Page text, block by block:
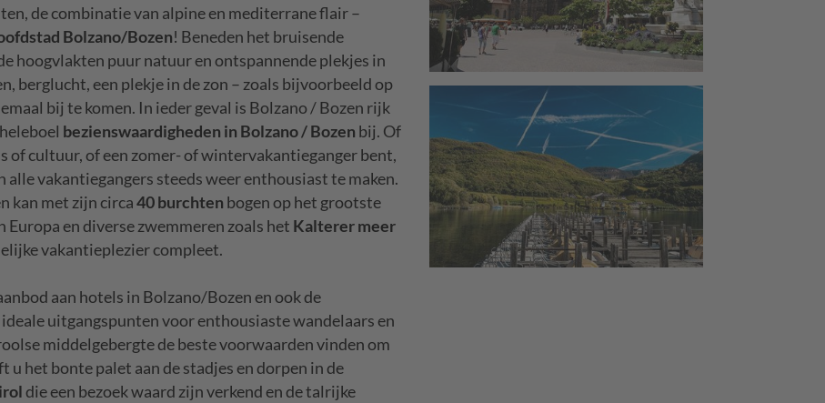
de combinatie van alpine en mediterrane flair –
Bolzano/Bozen! Beneden het bruisende
hoogvlakten puur natuur en ontspannende plekjes in
berglucht, een plekje in de zon – zoals bijvoorbeeld op
bij te komen. In ieder geval is Bolzano / Bozen rijk
bezienswaardigheden in Bolzano / Bozen bij. Of
of cultuur, of een zomer- of wintervakantieganger bent,
vakantiegangers steeds weer enthousiast te maken.
kan met zijn circa40 burchten bogen op het grootste
en diverse zwemmeren zoals het Kalterer meer
vakantieplezier compleet.
aan hotels in Bolzano/Bozen en ook de
uitgangspunten voor enthousiaste wandelaars en
middelgebergte de beste voorwaarden vinden om
u het bonte palet aan de stadjes en dorpen in de
die een bezoek waard zijn verkend en de talrijke